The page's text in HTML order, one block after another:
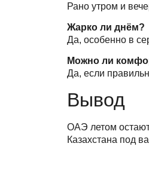
Рано утром и
Жарко ли днём?
Да, особенно в
Можно ли
Да, если
Вывод
ОАЭ летом
Казахстана под